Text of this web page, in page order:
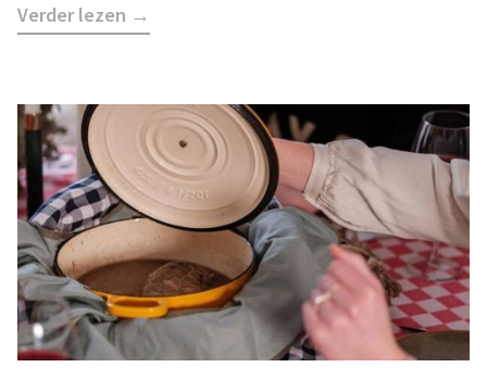
Verder lezen →